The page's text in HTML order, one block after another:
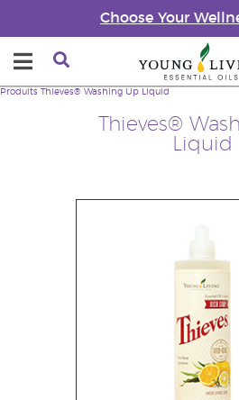
Choose Your
Thieves®
Liquid
Produits Thieves® Washing Up Liquid